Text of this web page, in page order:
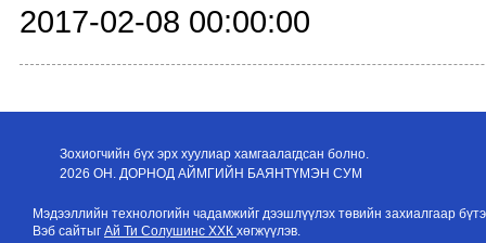
2017-02-08 00:00:00
Зохиогчийн бүх эрх хуулиар хамгаалагдсан болно.
2026 ОН. ДОРНОД АЙМГИЙН БАЯНТҮМЭН СУМ
Мэдээллийн технологийн чадамжийг дээшлүүлэх төвийн захиалгаар
Вэб сайтыг Ай Ти Солушинс ХХК хөгжүүлэв.